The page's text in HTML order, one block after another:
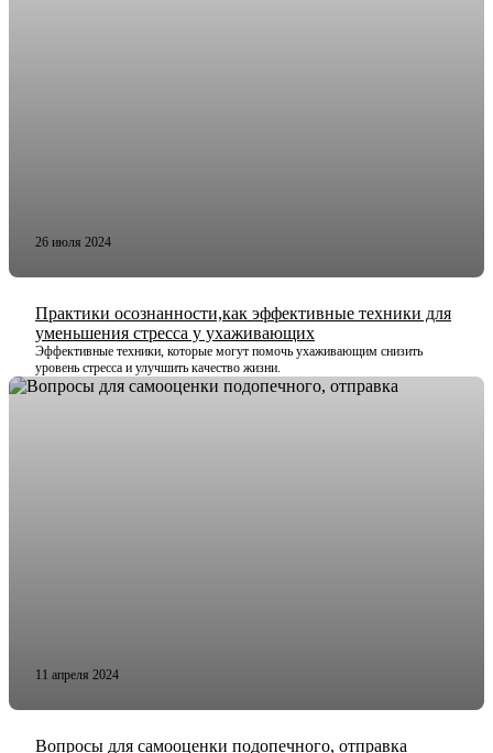
26 июля 2024
Практики осознанности,как эффективные техники для
уменьшения стресса у ухаживающих
Эффективные техники, которые могут помочь ухаживающим снизить
уровень стресса и улучшить качество жизни.
11 апреля 2024
Вопросы для самооценки подопечного, отправка